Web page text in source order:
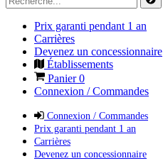
Prix garanti pendant 1 an
Carrières
Devenez un concessionnaire
Établissements
Panier0
Connexion / Commandes
Connexion / Commandes
Prix garanti pendant 1 an
Carrières
Devenez un concessionnaire